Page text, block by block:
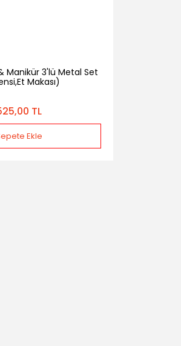
Manikür 3'lü Metal Set
Makası)
TL
Ekle